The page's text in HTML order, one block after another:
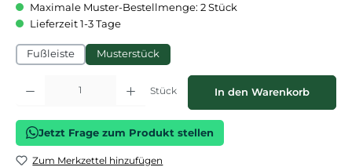
Maximale Muster-Bestellmenge: 2 Stück
Lieferzeit 1-3 Tage
Fußleiste Musterstück
Produkt Anzahl: Gib den gewünschten Wert ein oder benutze die
Stück In den Warenkorb
Jetzt Frage zum Produkt stellen
Zum Merkzettel hinzufügen